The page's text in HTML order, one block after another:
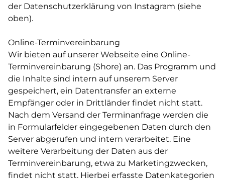
der Datenschutzerklärung von Instagram (siehe
oben).
Online-Terminvereinbarung
Wir bieten auf unserer Webseite eine Online-
Terminvereinbarung (Shore) an. Das Programm und
die Inhalte sind intern auf unserem Server
gespeichert, ein Datentransfer an externe
Empfänger oder in Drittländer findet nicht statt.
Nach dem Versand der Terminanfrage werden die
in Formularfelder eingegebenen Daten durch den
Server abgerufen und intern verarbeitet. Eine
weitere Verarbeitung der Daten aus der
Terminvereinbarung, etwa zu Marketingzwecken,
findet nicht statt. Hierbei erfasste Datenkategorien